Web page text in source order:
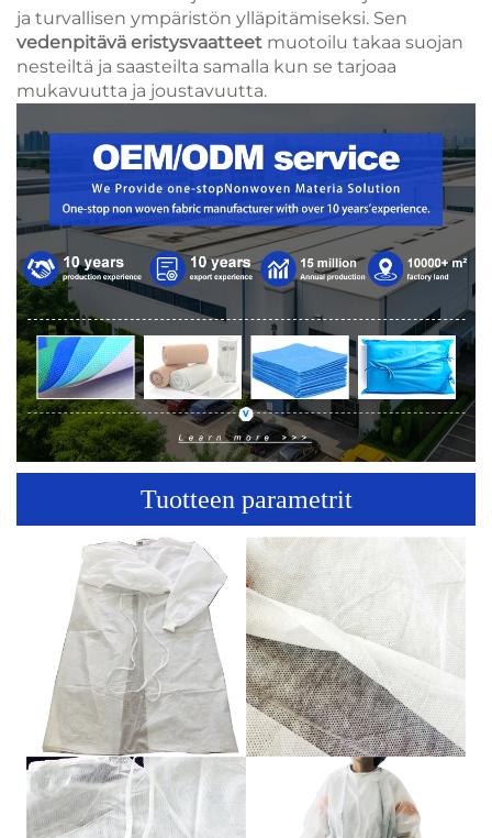
ja turvallisen ympäristön ylläpitämiseksi. Sen
vedenpitävä eristysvaatteet muotoilu takaa suojan
nesteiltä ja saasteilta samalla kun se tarjoaa
mukavuutta ja joustavuutta.
Tuotteen parametrit